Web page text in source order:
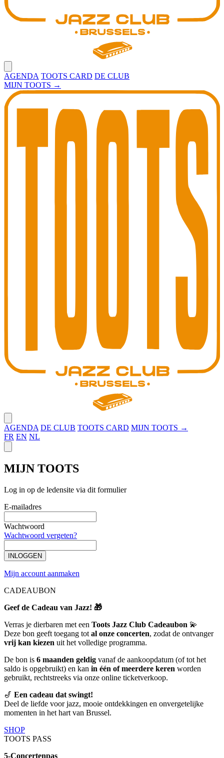
AGENDA TOOTS CARD DE CLUB
MIJN TOOTS →
Toots Jazz Club
AGENDA DE CLUB TOOTS CARD MIJN TOOTS →
FR EN NL
MIJN TOOTS
Log in op de ledensite via dit formulier
E-mailadres
Wachtwoord
Wachtwoord vergeten?
INLOGGEN
Mijn account aanmaken
CADEAUBON
Geef de Cadeau van Jazz! 🎁
Verras je dierbaren met een Toots Jazz Club Cadeaubon 💫
Deze bon geeft toegang tot al onze concerten, zodat de ontvanger
vrij kan kiezen uit het volledige programma.
De bon is 6 maanden geldig vanaf de aankoopdatum (of tot het
saldo is opgebruikt) en kan in één of meerdere keren worden
gebruikt, rechtstreeks via onze online ticketverkoop.
🎷 Een cadeau dat swingt!
Deel de liefde voor jazz, mooie ontdekkingen en onvergetelijke
momenten in het hart van Brussel.
SHOP
TOOTS PASS
5-Concertenpas